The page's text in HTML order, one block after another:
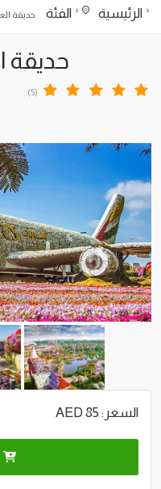
الرئيسية الفئة حديقة
حديقة
(5)
السعر: 85 AED